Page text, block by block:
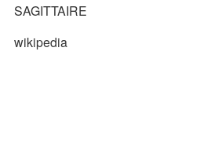
SAGITTAIRE
wikipedia